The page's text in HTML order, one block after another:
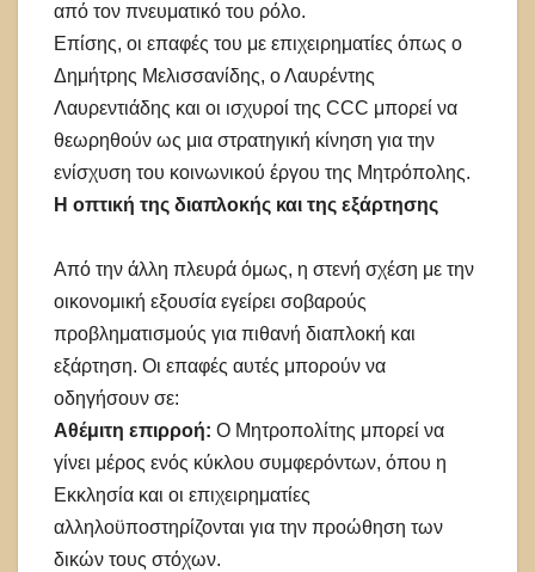
από τον πνευματικό του ρόλο.
Επίσης, οι επαφές του με επιχειρηματίες όπως ο
Δημήτρης Μελισσανίδης, ο Λαυρέντης
Λαυρεντιάδης και οι ισχυροί της CCC μπορεί να
θεωρηθούν ως μια στρατηγική κίνηση για την
ενίσχυση του κοινωνικού έργου της Μητρόπολης.
Η οπτική της διαπλοκής και της εξάρτησης
Από την άλλη πλευρά όμως, η στενή σχέση με την
οικονομική εξουσία εγείρει σοβαρούς
προβληματισμούς για πιθανή διαπλοκή και
εξάρτηση. Οι επαφές αυτές μπορούν να
οδηγήσουν σε:
Αθέμιτη επιρροή: Ο Μητροπολίτης μπορεί να
γίνει μέρος ενός κύκλου συμφερόντων, όπου η
Εκκλησία και οι επιχειρηματίες
αλληλοϋποστηρίζονται για την προώθηση των
δικών τους στόχων.